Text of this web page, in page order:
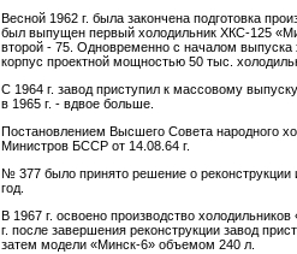
Весной 1962 г. была закончена подготовка
был выпущен первый холодильник ХКС-125
второй - 75. Одновременно с началом
корпус проектной мощностью 50 тыс.
С 1964 г. завод приступил к массовому
в 1965 г. - вдвое больше.
Постановлением Высшего Совета народного
Министров БССР от 14.08.64 г.
№ 377 было принято решение о реконструкции
год.
В 1967 г. освоено производство
г. после завершения реконструкции завод
затем модели «Минск-6» объемом 240 л.